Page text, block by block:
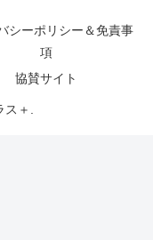
シーポリシー＆免責事
項
協賛サイト
＋.